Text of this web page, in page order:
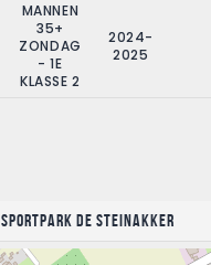
MANNEN
35+
ZONDAG
- 1E
KLASSE 2
2024-
2025
Sportpark De Steinakker